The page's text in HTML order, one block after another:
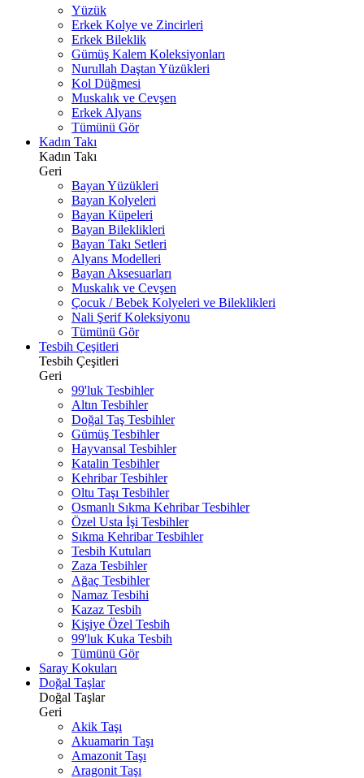
Yüzük
Erkek Kolye ve Zincirleri
Erkek Bileklik
Gümüş Kalem Koleksiyonları
Nurullah Daştan Yüzükleri
Kol Düğmesi
Muskalık ve Cevşen
Erkek Alyans
Tümünü Gör
Kadın Takı
Kadın Takı
Geri
Bayan Yüzükleri
Bayan Kolyeleri
Bayan Küpeleri
Bayan Bileklikleri
Bayan Takı Setleri
Alyans Modelleri
Bayan Aksesuarları
Muskalık ve Cevşen
Çocuk / Bebek Kolyeleri ve Bileklikleri
Nali Şerif Koleksiyonu
Tümünü Gör
Tesbih Çeşitleri
Tesbih Çeşitleri
Geri
99'luk Tesbihler
Altın Tesbihler
Doğal Taş Tesbihler
Gümüş Tesbihler
Hayvansal Tesbihler
Katalin Tesbihler
Kehribar Tesbihler
Oltu Taşı Tesbihler
Osmanlı Sıkma Kehribar Tesbihler
Özel Usta İşi Tesbihler
Sıkma Kehribar Tesbihler
Tesbih Kutuları
Zaza Tesbihler
Ağaç Tesbihler
Namaz Tesbihi
Kazaz Tesbih
Kişiye Özel Tesbih
99'luk Kuka Tesbih
Tümünü Gör
Saray Kokuları
Doğal Taşlar
Doğal Taşlar
Geri
Akik Taşı
Akuamarin Taşı
Amazonit Taşı
Aragonit Taşı